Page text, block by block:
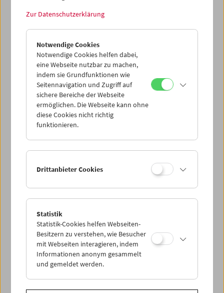
< Vorherige Woche
Mo 16.8.
Di 17.8.
Mi 18.8.
Do 19.8.
So 22.8.
PROGRAMM ÜBERBLICK
Zur Datenschutzerklärung
Notwendige Cookies
Notwendige Cookies helfen dabei,
eine Webseite nutzbar zu machen,
indem sie Grundfunktionen wie
Seitennavigation und Zugriff auf
sichere Bereiche der Webseite
ermöglichen. Die Webseite kann ohne
diese Cookies nicht richtig
funktionieren.
Drittanbieter Cookies
Statistik
Statistik-Cookies helfen Webseiten-
Besitzern zu verstehen, wie Besucher
mit Webseiten interagieren, indem
Informationen anonym gesammelt
und gemeldet werden.